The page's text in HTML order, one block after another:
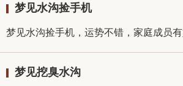
梦见水沟捡手机
梦见水沟捡手机，运势不错，家庭成员
梦见挖臭水沟